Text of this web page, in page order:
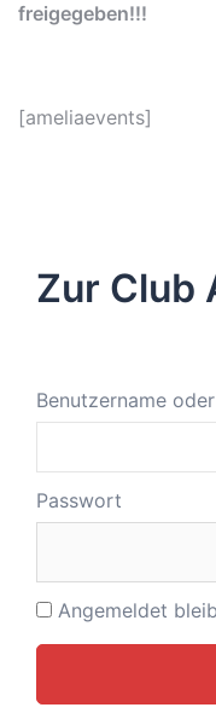
freigegeben!!!
[ameliaevents]
Zur Club
Benutzername
Passwort
Angemeldet